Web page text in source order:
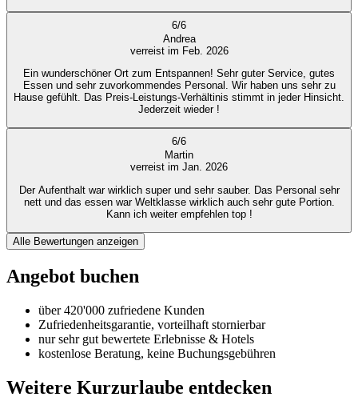
6/6
Andrea
verreist im Feb. 2026
Ein wunderschöner Ort zum Entspannen! Sehr guter Service, gutes
Essen und sehr zuvorkommendes Personal. Wir haben uns sehr zu
Hause gefühlt. Das Preis-Leistungs-Verhältinis stimmt in jeder Hinsicht.
Jederzeit wieder !
6/6
Martin
verreist im Jan. 2026
Der Aufenthalt war wirklich super und sehr sauber. Das Personal sehr
nett und das essen war Weltklasse wirklich auch sehr gute Portion.
Kann ich weiter empfehlen top !
Alle Bewertungen anzeigen
Angebot buchen
über 420'000 zufriedene Kunden
Zufriedenheitsgarantie, vorteilhaft stornierbar
nur sehr gut bewertete Erlebnisse & Hotels
kostenlose Beratung, keine Buchungsgebühren
Weitere Kurzurlaube entdecken